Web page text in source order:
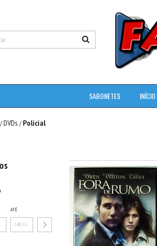
SABONETES INÍCIO
/DVDs / Policial
ATÉ